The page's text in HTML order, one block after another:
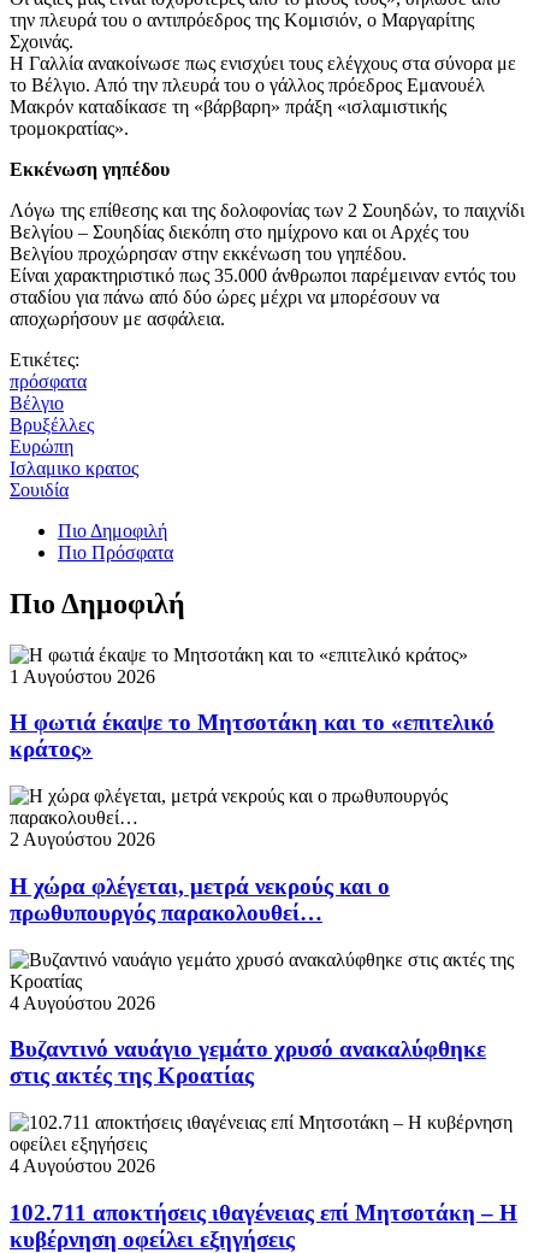
την πλευρά του ο αντιπρόεδρος της Κομισιόν, ο Μαργαρίτης
Σχοινάς.
H Γαλλία ανακοίνωσε πως ενισχύει τους ελέγχους στα σύνορα με
το Βέλγιο. Από την πλευρά του ο γάλλος πρόεδρος Εμανουέλ
Μακρόν καταδίκασε τη «βάρβαρη» πράξη «ισλαμιστικής
τρομοκρατίας».
Εκκένωση γηπέδου
Λόγω της επίθεσης και της δολοφονίας των 2 Σουηδών, το παιχνίδι
Βελγίου – Σουηδίας διεκόπη στο ημίχρονο και οι Αρχές του
Βελγίου προχώρησαν στην εκκένωση του γηπέδου.
Είναι χαρακτηριστικό πως 35.000 άνθρωποι παρέμειναν εντός του
σταδίου για πάνω από δύο ώρες μέχρι να μπορέσουν να
αποχωρήσουν με ασφάλεια.
Ετικέτες:
πρόσφατα
Βέλγιο
Βρυξέλλες
Ευρώπη
Ισλαμικο κρατος
Σουιδία
Πιο Δημοφιλή
Πιο Πρόσφατα
Πιο Δημοφιλή
1 Αυγούστου 2026
Η φωτιά έκαψε το Μητσοτάκη και το «επιτελικό
κράτος»
2 Αυγούστου 2026
Η χώρα φλέγεται, μετρά νεκρούς και ο
πρωθυπουργός παρακολουθεί…
4 Αυγούστου 2026
Βυζαντινό ναυάγιο γεμάτο χρυσό ανακαλύφθηκε
στις ακτές της Κροατίας
4 Αυγούστου 2026
102.711 αποκτήσεις ιθαγένειας επί Μητσοτάκη – Η
κυβέρνηση οφείλει εξηγήσεις